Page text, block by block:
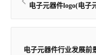
电子元器件logo(电子
电子元器件行业发展前